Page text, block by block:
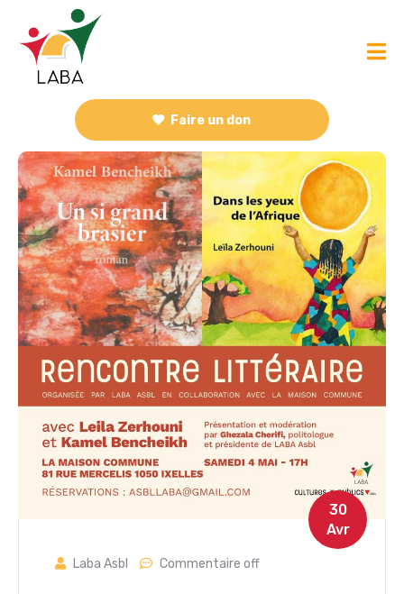
Faire un don
30
Avr
Laba Asbl Commentaire off